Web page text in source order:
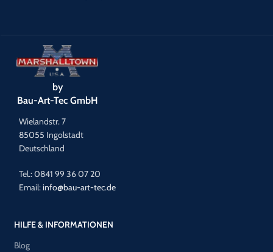
by
Bau-Art-Tec GmbH
Wielandstr. 7
85055 Ingolstadt
Deutschland
Tel.: 0841 99 36 07 20
Email:info@bau-art-tec.de
HILFE & INFORMATIONEN
Blog